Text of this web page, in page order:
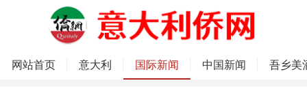
网站首页 意大利 国际新闻 中国新闻 吾乡美